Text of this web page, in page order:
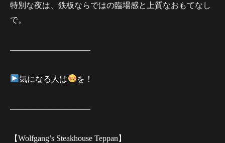
特別な夜は、鉄板ならではの臨場感と上質なおもてなし
で。
——————————
気になる人は を！
——————————
【Wolfgang’s Steakhouse Teppan】